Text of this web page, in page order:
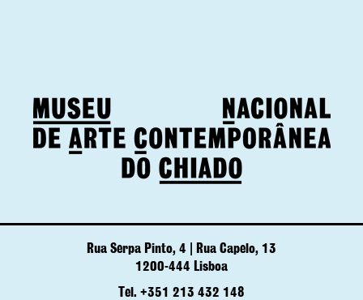
Rua Serpa Pinto, 4 | Rua Capelo, 13
1200-444 Lisboa
Tel. +351 213 432 148